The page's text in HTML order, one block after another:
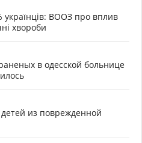
українців: ВООЗ про вплив
хвороби
в одесской больнице
из поврежденной